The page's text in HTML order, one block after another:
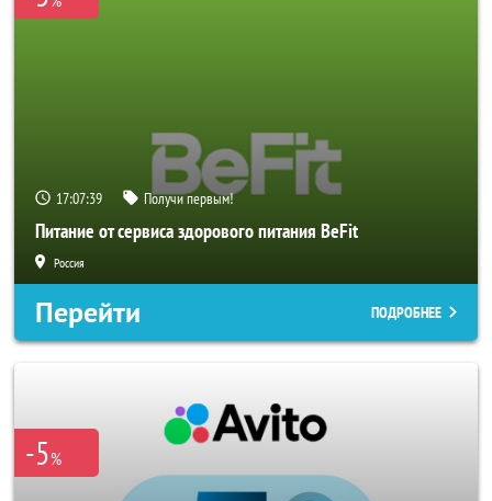
17:07:36 Получи первым!
Питание от сервиса здорового питания BeFit
Россия
Перейти ПОДРОБНЕЕ
-5%